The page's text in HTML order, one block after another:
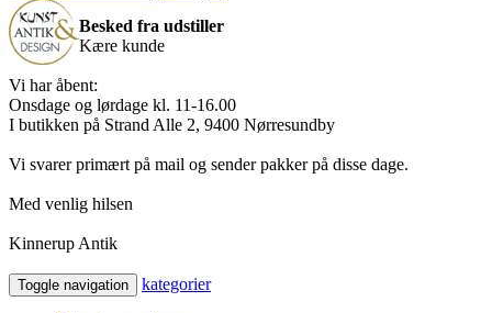
Besked fra udstiller
Kære kunde
Vi har åbent:
Onsdage og lørdage kl. 11-16.00
I butikken på Strand Alle 2, 9400 Nørresundby
Vi svarer primært på mail og sender pakker på disse dage.
Med venlig hilsen
Kinnerup Antik
Toggle navigation kategorier